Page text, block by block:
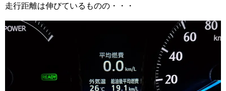
走行距離は伸びているものの・・・